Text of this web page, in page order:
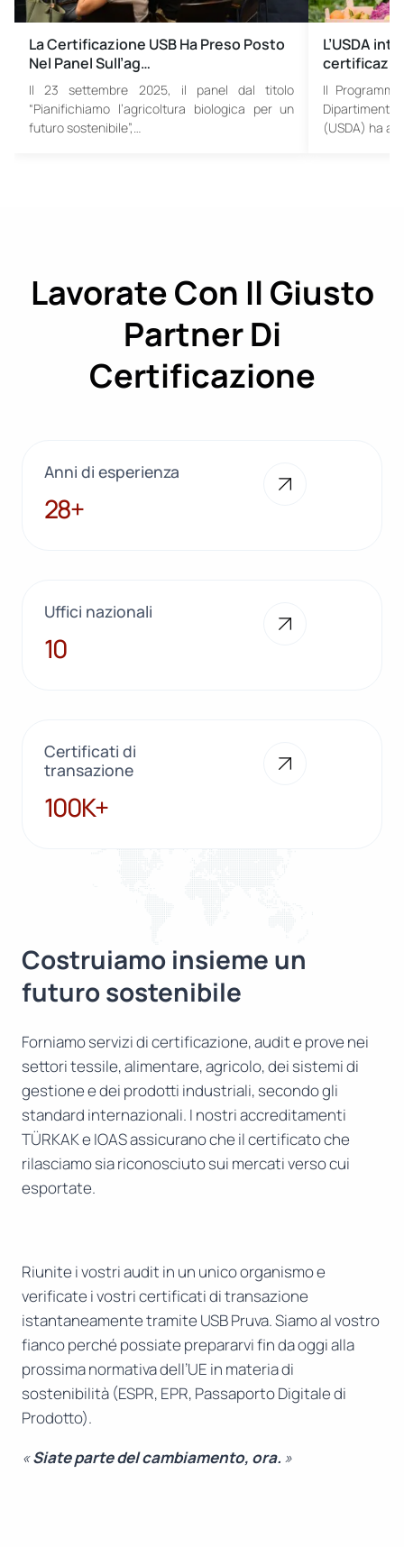
La Certificazione USB Ha Preso Posto
Nel Panel Sull’ag…
Il 23 settembre 2025, il panel dal titolo
“Pianifichiamo l’agricoltura biologica per un
futuro sostenibile”,…
L’USDA
Il
(USDA) ha
Lavorate Con Il Giusto
Partner Di
Certificazione
Anni di esperienza
28+
28+
Uffici nazionali
10
10
Certificati di
transazione
100K+
100K+
Costruiamo insieme un
futuro sostenibile
Forniamo servizi di certificazione, audit e prove nei
settori tessile, alimentare, agricolo, dei sistemi di
gestione e dei prodotti industriali, secondo gli
standard internazionali. I nostri accreditamenti
TÜRKAK e IOAS assicurano che il certificato che
rilasciamo sia riconosciuto sui mercati verso cui
esportate.
Riunite i vostri audit in un unico organismo e
verificate i vostri certificati di transazione
istantaneamente tramite USB Pruva. Siamo al vostro
fianco perché possiate prepararvi fin da oggi alla
prossima normativa dell’UE in materia di
sostenibilità (ESPR, EPR, Passaporto Digitale di
Prodotto).
«Siate parte del cambiamento, ora. »